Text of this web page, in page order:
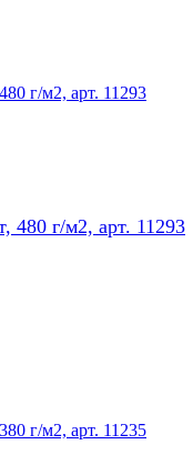
480 г/м2, арт. 11293